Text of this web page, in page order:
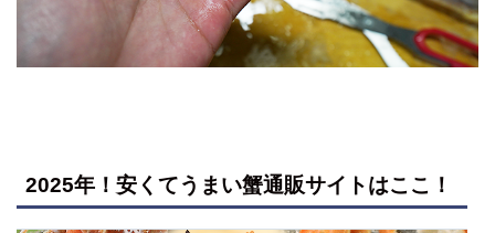
2025年！安くてうまい蟹通販サイトはここ！